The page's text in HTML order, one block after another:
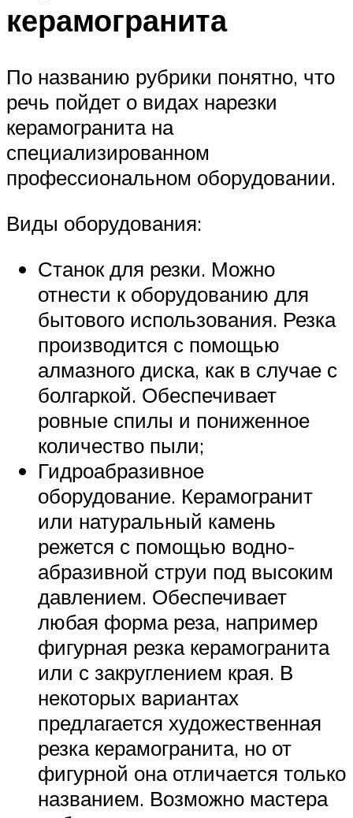
керамогранита
По названию рубрики понятно, что
речь пойдет о видах нарезки
керамогранита на
специализированном
профессиональном оборудовании.
Виды оборудования:
Станок для резки. Можно
отнести к оборудованию для
бытового использования. Резка
производится с помощью
алмазного диска, как в случае с
болгаркой. Обеспечивает
ровные спилы и пониженное
количество пыли;
Гидроабразивное
оборудование. Керамогранит
или натуральный камень
режется с помощью водно-
абразивной струи под высоким
давлением. Обеспечивает
любая форма реза, например
фигурная резка керамогранита
или с закруглением края. В
некоторых вариантах
предлагается художественная
резка керамогранита, но от
фигурной она отличается только
названием. Возможно мастера